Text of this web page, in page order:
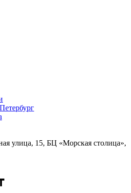
улица, 15, БЦ «Морская столица»,